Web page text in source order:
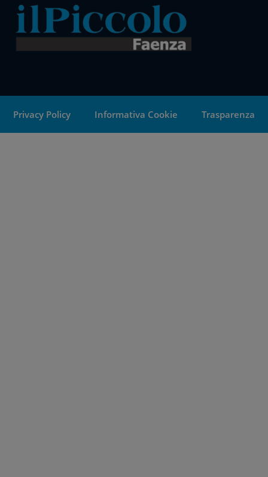
Privacy Policy Informativa Cookie Trasparenza